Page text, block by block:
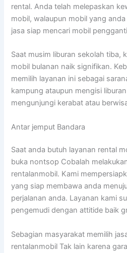
rental. Anda telah melepaskan
mobil, walaupun mobil yang
jasa siap mencari mobil
Saat musim liburan sekolah tiba,
mobil bulanan naik signifikan.
memilih layanan ini sebagai
kampung ataupun mengisi
mengunjungi kerabat atau
Antar jemput Bandara
Saat anda butuh layanan rental
buka nontsop Cobalah
rentalanmobil. Kami
yang siap membawa anda
perjalanan anda. Layanan kami
pengemudi dengan attitide baik
Sebagian masyarakat memilih
rentalanmobil Tak lain karena